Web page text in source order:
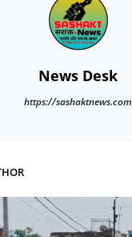
News Desk
https://sashaktnews.com